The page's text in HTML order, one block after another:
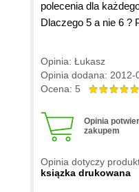
polecenia dla
Dlaczego 5 a nie 6 ?
konkretne
niestety dla kogoś
będzie to książka
wcisnąć że bez
można stosować
zamysł nauki.
Będzie to dobry
Opinia: Łukasz
Opinia dodana: 2012-
Ocena: 5
Opinia
zakupem
Opinia dotyczy
ksiązka drukowana